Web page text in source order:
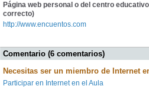
Página web personal o del centro
correcto)
http://www.encuentos.com
Comentario (6 comentarios)
Necesitas ser un miembro de Internet
Participar en Internet en el Aula